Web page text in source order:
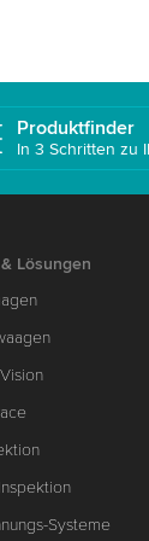
Produktfinder
In 3 Schritten zu
Lösungen
Systeme